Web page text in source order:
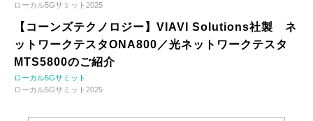
ローカル5Gサミット2025
【コーンズテクノロジー】VIAVI Solutions社製 ネ
ットワークテスタONA800／光ネットワークテスタ
MTS5800のご紹介
ローカル5Gサミット
ローカル5Gサミット2025